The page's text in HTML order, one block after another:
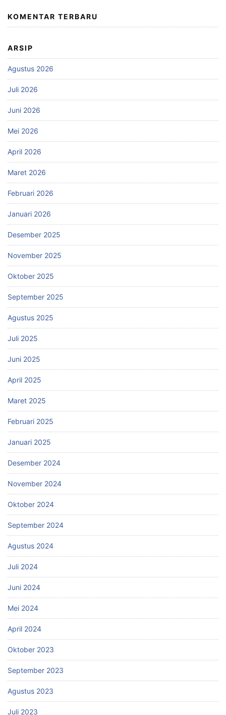
KOMENTAR TERBARU
ARSIP
Agustus 2026
Juli 2026
Juni 2026
Mei 2026
April 2026
Maret 2026
Februari 2026
Januari 2026
Desember 2025
November 2025
Oktober 2025
September 2025
Agustus 2025
Juli 2025
Juni 2025
April 2025
Maret 2025
Februari 2025
Januari 2025
Desember 2024
November 2024
Oktober 2024
September 2024
Agustus 2024
Juli 2024
Juni 2024
Mei 2024
April 2024
Oktober 2023
September 2023
Agustus 2023
Juli 2023